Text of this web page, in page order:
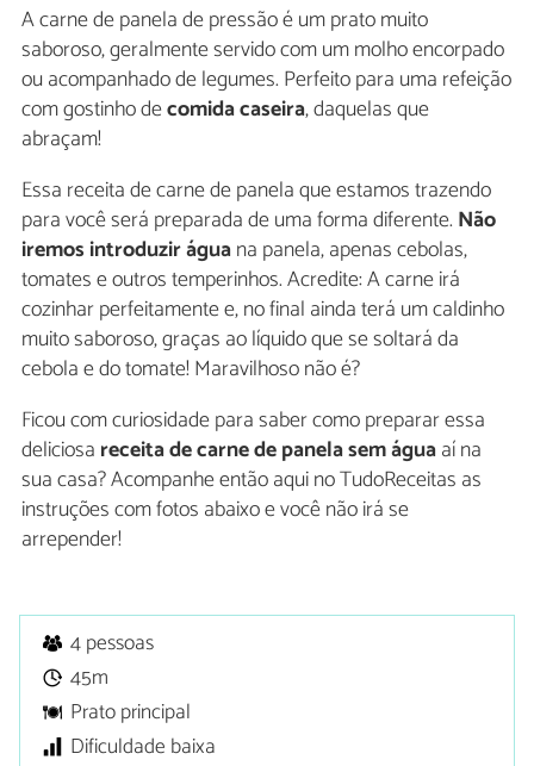
A carne de panela de pressão é um prato muito
saboroso, geralmente servido com um molho encorpado
ou acompanhado de legumes. Perfeito para uma refeição
com gostinho decomida caseira, daquelas que
abraçam!
Essa receita de carne de panela que estamos trazendo
para você será preparada de uma forma diferente. Não
iremos introduzir águana panela, apenas cebolas,
tomates e outros temperinhos. Acredite: A carne irá
cozinhar perfeitamente e, no final ainda terá um caldinho
muito saboroso, graças ao líquido que se soltará da
cebola e do tomate! Maravilhoso não é?
Ficou com curiosidade para saber como preparar essa
deliciosa receita de carne de panela sem águaaí na
sua casa? Acompanhe então aqui no TudoReceitas as
instruções com fotos abaixo e você não irá se
arrepender!
4 pessoas
45m
Prato principal
Dificuldade baixa